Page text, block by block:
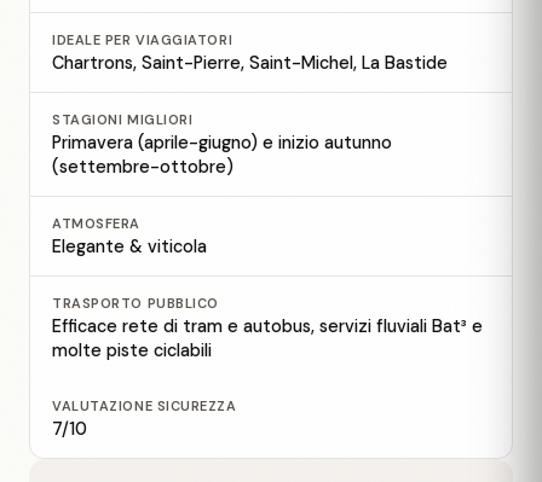
IDEALE PER VIAGGIATORI
Chartrons, Saint-Pierre, Saint-Michel, La Bastide
STAGIONI MIGLIORI
Primavera (aprile-giugno) e inizio autunno
(settembre-ottobre)
ATMOSFERA
Elegante & viticola
TRASPORTO PUBBLICO
Efficace rete di tram e autobus, servizi fluviali Bat³ e
molte piste ciclabili
VALUTAZIONE SICUREZZA
7/10